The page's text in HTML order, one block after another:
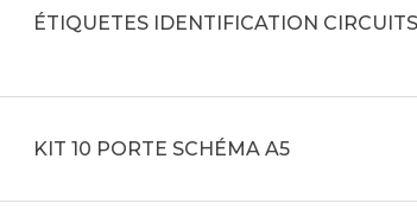
ÉTIQUETES IDENTIFICATION
KIT 10 PORTE SCHÉMA A5